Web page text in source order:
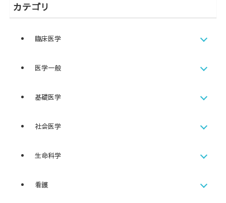
カテゴリ
臨床医学
医学一般
基礎医学
社会医学
生命科学
看護